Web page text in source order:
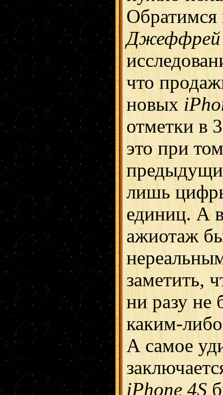
Джеффрей
что
новых
отметки в
это при
лишь
единиц. А
ажиотаж
заметить,
ни разу не
каким-
А самое
iPhone 4S